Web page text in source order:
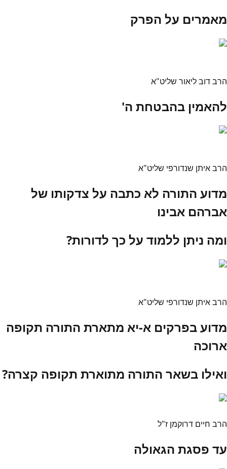
מאמרים על הפרק
הרב דוב ליאור שליט"א
להאמין בהבטחת ה'
הרב איתן שנדורפי שליט"א
מדוע התורה לא כתבה על צדקותו של
אברהם אבינו
ומה ניתן ללמוד על כך לדורות?
הרב איתן שנדורפי שליט"א
מדוע בפרקים א-יא מתארת התורה תקופה
ארוכה
ואילו בשאר התורה מתוארת תקופה קצרה?
הרב חיים דרוקמן ז"ל
עד פסגת הגאולה